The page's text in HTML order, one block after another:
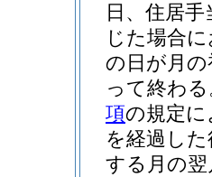
日、住居
じた場合
の日が月
って終わ
項の規定
を経過し
する月の翌